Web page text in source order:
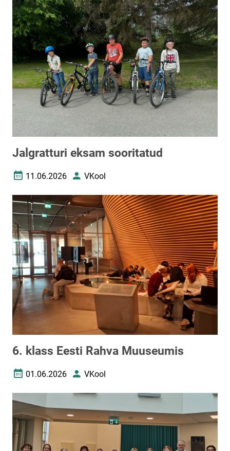
Jalgratturi eksam sooritatud
Loomise kuupäev
11.06.2026 AutorVKool
6. klass Eesti Rahva Muuseumis
Loomise kuupäev
01.06.2026 AutorVKool